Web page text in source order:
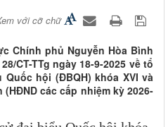
với cỡ chữ
Chính phủ Nguyễn Hòa Bình
CT-TTg ngày 18-9-2025 về tổ
hội (ĐBQH) khóa XVI và
các cấp nhiệm kỳ 2026-